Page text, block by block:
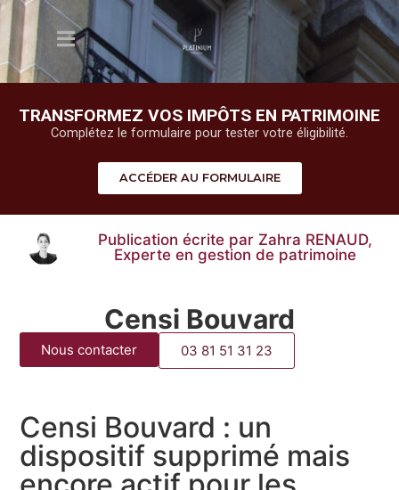
TRANSFORMEZ VOS IMPÔTS EN PATRIMOINE
Complétez le formulaire pour tester votre éligibilité.
ACCÉDER AU FORMULAIRE
Publication écrite par Zahra RENAUD,
Experte en gestion de patrimoine
Censi Bouvard
Nous contacter 03 81 51 31 23
Censi Bouvard : un
dispositif supprimé mais